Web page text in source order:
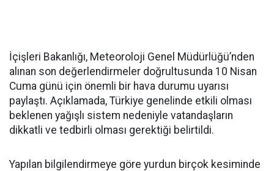
İçişleri Bakanlığı, Meteoroloji Genel Müdürlüğü’nden
alınan son değerlendirmeler doğrultusunda 10 Nisan
Cuma günü için önemli bir hava durumu uyarısı
paylaştı. Açıklamada, Türkiye genelinde etkili olması
beklenen yağışlı sistem nedeniyle vatandaşların
dikkatli ve tedbirli olması gerektiği belirtildi.
Yapılan bilgilendirmeye göre yurdun birçok kesiminde